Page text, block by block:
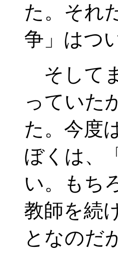
た。それ
争」はつ
そして
っていた
た。今度
ぼくは、
い。もち
教師を続
となのだ